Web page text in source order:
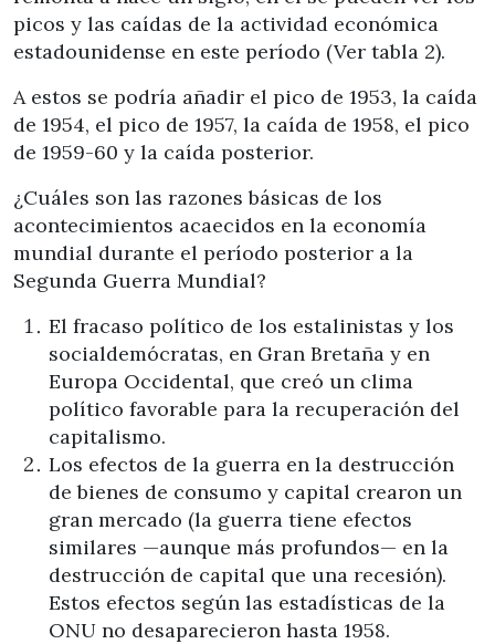
picos y las caídas de la actividad económica
estadounidense en este período (Ver tabla 2).
A estos se podría añadir el pico de 1953, la caída
de 1954, el pico de 1957, la caída de 1958, el pico
de 1959-60 y la caída posterior.
¿Cuáles son las razones básicas de los
acontecimientos acaecidos en la economía
mundial durante el período posterior a la
Segunda Guerra Mundial?
El fracaso político de los estalinistas y los
socialdemócratas, en Gran Bretaña y en
Europa Occidental, que creó un clima
político favorable para la recuperación del
capitalismo.
Los efectos de la guerra en la destrucción
de bienes de consumo y capital crearon un
gran mercado (la guerra tiene efectos
similares —aunque más profundos— en la
destrucción de capital que una recesión).
Estos efectos según las estadísticas de la
ONU no desaparecieron hasta 1958.